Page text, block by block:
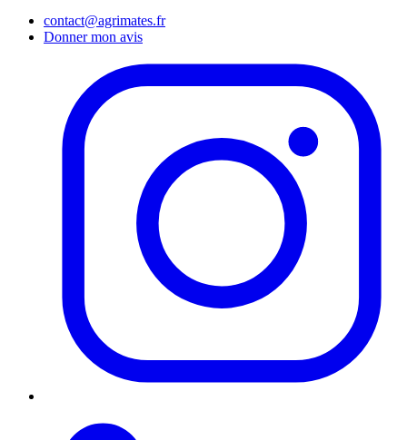
contact@agrimates.fr
Donner mon avis